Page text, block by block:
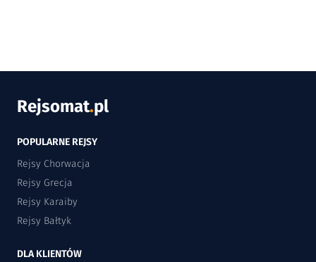
Rejsomat.pl
POPULARNE REJSY
Rejsy Chorwacja
Rejsy Grecja
Rejsy Karaiby
Rejsy Bałtyk
DLA KLIENTÓW